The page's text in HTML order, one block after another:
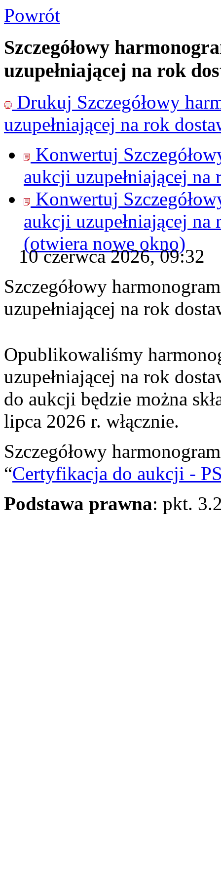
Powrót
Szczegółowy
uzupełniającej na rok
Drukuj Szczegółowy
uzupełniającej na rok
Konwertuj
aukcji uzupełniającej
Konwertuj
aukcji uzupełniającej
(otwiera nowe okno)
10 czerwca 2026, 09:32
Szczegółowy
uzupełniającej na rok
Opublikowaliśmy
uzupełniającej na rok
do aukcji będzie można
lipca 2026 r. włącznie.
Szczegółowy
“Certyfikacja do aukcji -
Podstawa prawna: pkt.